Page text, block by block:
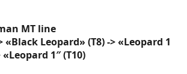
MT line
«Black Leopard» (T8) -> «Leopard 1
1″ (T10)